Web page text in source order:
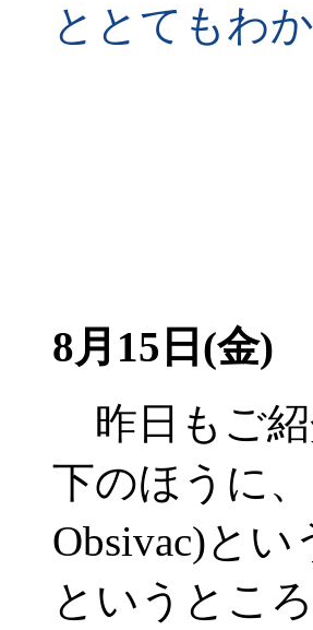
ととてもわ
8月15日(金)
昨日もご紹
下のほうに、
Obsivac)と
というとこ